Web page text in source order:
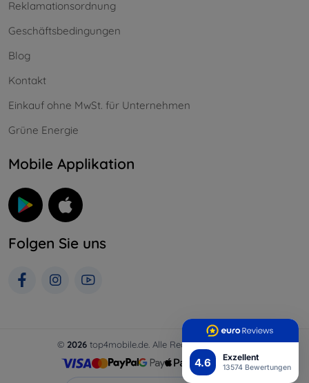
4.6 Exzellent
13574 Bewertungen
Reklamationsordnung
Geschäftsbedingungen
Blog
Kontakt
Einkauf ohne MwSt. für Unternehmen
Grüne Energie
Mobile Applikation
Folgen Sie uns
© 2026 top4mobile.de. Alle Rechte vorbehalten.